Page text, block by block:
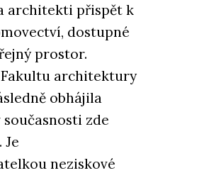
architekti přispět k
dostupné
prostor.
architektury
obhájila
zde
Je
neziskové